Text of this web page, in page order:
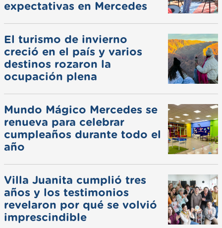
expectativas en Mercedes
El turismo de invierno
creció en el país y varios
destinos rozaron la
ocupación plena
Mundo Mágico Mercedes se
renueva para celebrar
cumpleaños durante todo el
año
Villa Juanita cumplió tres
años y los testimonios
revelaron por qué se volvió
imprescindible